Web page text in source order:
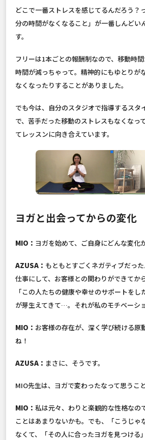
どこで一番ストレスを感じてるんだろう？
分の時間がなくなること」が一番しんどい
す。
フリーは1本ごとの報酬制なので、移動時
時間が減っちゃって。精神的にもゆとりが
なくなったりすることがありました。
でも今は、自分のスタジオで指導するスタ
で、苦手だった移動のストレスもなくなっ
てレッスンに向き合えています。
ヨガと出会ってからの変化
MIO： ヨガを始めて、ご自身にどんな変化
AZUSA： もともとすごくネガティブだっ
仕事にして、お客様との関わりができてか
「この人たちの健康や幸せのサポートをし
が芽生えてきて…。それが私のモチベーシ
MIO： お客様の存在が、深く学び続ける原
ね！
AZUSA： まさに、そうです。
MIO先生は、ヨガで変わったなって思うこ
MIO： 私は元々、わりと楽観的な性格なの
ことはあまりないかも。でも、「こうじゃ
なくて、「その人に合ったヨガを見つける